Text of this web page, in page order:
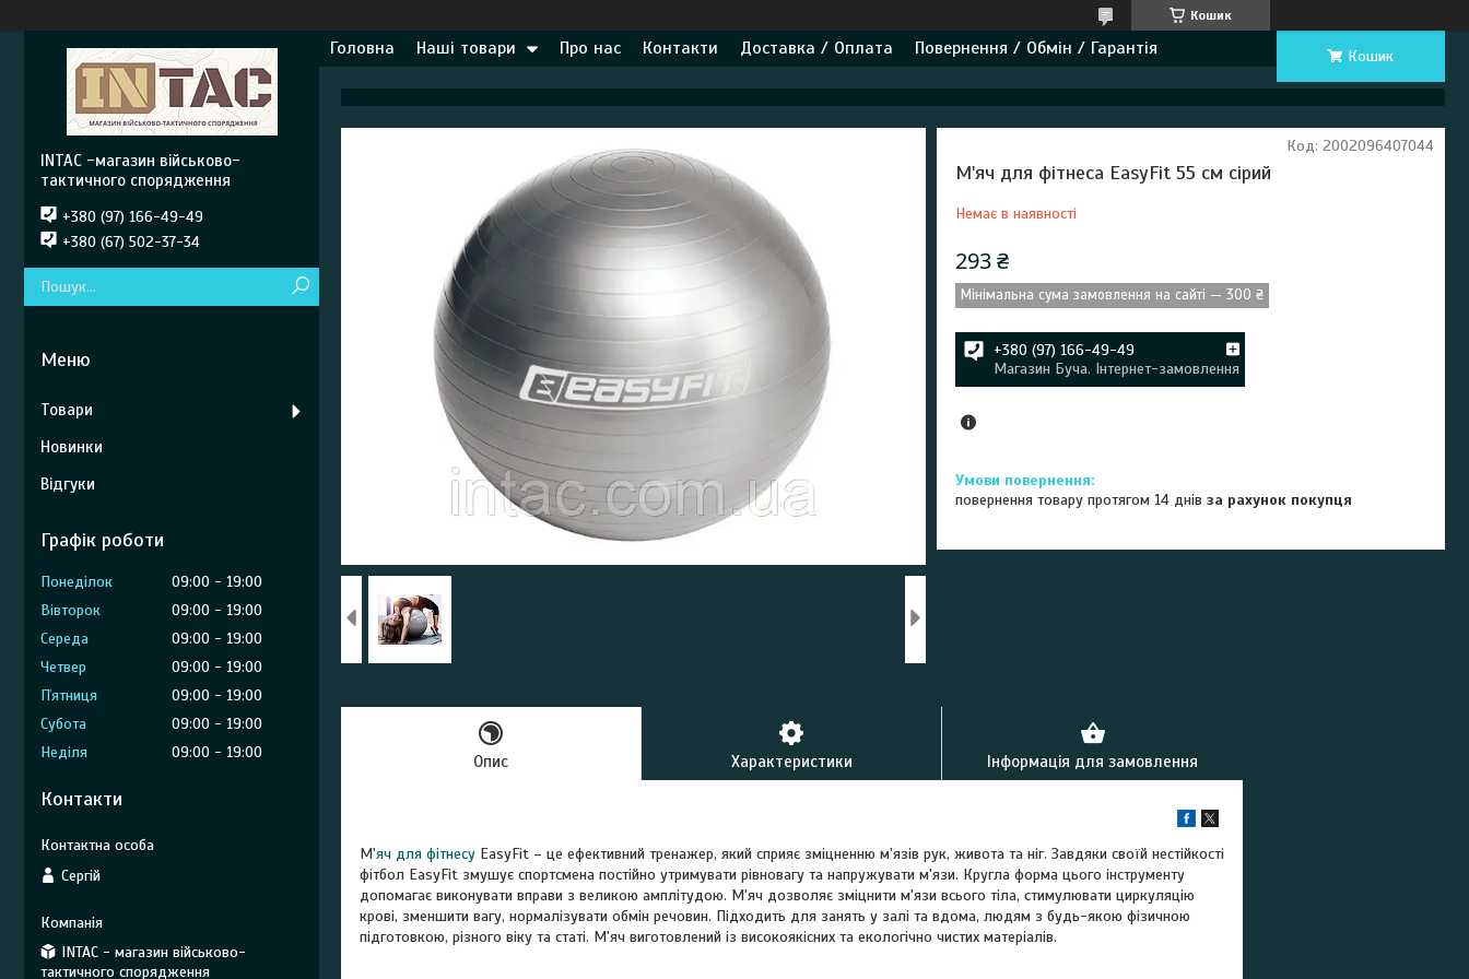
Кошик
Головна Наші товари Про нас Контакти Доставка / Оплата Повернення / Обмін / Гарантія Кошик
М'яч для фітнеса EasyFit 55 см сірий
Немає в наявності
Код: 2002096407044
293 ₴
Мінімальна сума замовлення на сайті — 300 ₴
+380 (97) 166-49-49
Магазин Буча. Інтернет-замовлення
повернення товару протягом 14 днівза рахунок покупця
Опис Характеристики Інформація для замовлення
М'яч для фітнесу EasyFit – це ефективний тренажер, який сприяє зміцненню м'язів рук, живота та ніг. Завдяки своїй нестійкості
фітбол EasyFit змушує спортсмена постійно утримувати рівновагу та напружувати м'язи. Кругла форма цього інструменту
допомагає виконувати вправи з великою амплітудою. М'яч дозволяє зміцнити м'язи всього тіла, стимулювати циркуляцію
крові, зменшити вагу, нормалізувати обмін речовин. Підходить для занять у залі та вдома, людям з будь-якою фізичною
підготовкою, різного віку та статі. М'яч виготовлений із високоякісних та екологічно чистих матеріалів.
INTAC -магазин військово-
тактичного спорядження
+380 (97) 166-49-49
+380 (67) 502-37-34
Товари
Новинки
Відгуки
Графік роботи
Понеділок 09:00
19:00
Вівторок
09:00
19:00
Середа
09:00
19:00
Четвер
09:00
19:00
Пʼятниця
09:00
19:00
Субота
09:00
19:00
Неділя
09:00 19:00
Контакти
Сергій
INTAC - магазин військово-
тактичного спорядження